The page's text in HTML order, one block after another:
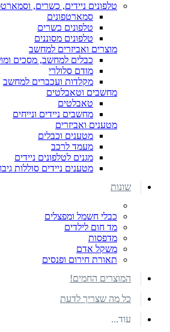
טלפונים ניידים, כשרים,
סמארטפונים
טלפונים כשרים
טלפונים מסוננים
מוצרים ואביזרים למחשב
כבלים למחשב, מסכים
מודם סלולרי
מקלדות ועכברים למחשב
מחשבים וטאבלטים
טאבלטים
מחשבים ניידים ונייחים
מטענים ואביזרים
מטענים וכבלים
מעמד לרכב
מגנים לטלפונים ניידים
מטענים ניידים סוללות
שונות
כבלי חשמל ומפצלים
מד חום לילדים
מדפסות
משקל אדם
תאורת חירום ופנסים
המוצרים החמים!
כל מה שצריך לדעת
עוד...